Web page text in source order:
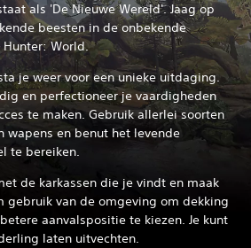
als 'De Nieuwe Wereld'. Jaag op
beesten in de onbekende
World.
je weer voor een unieke uitdaging.
en perfectioneer je vaardigheden
te maken. Gebruik allerlei soorten
wapens en benut het levende
te bereiken.
de karkassen die je vindt en maak
gebruik van de omgeving om dekking
aanvalspositie te kiezen. Je kunt
laten uitvechten.